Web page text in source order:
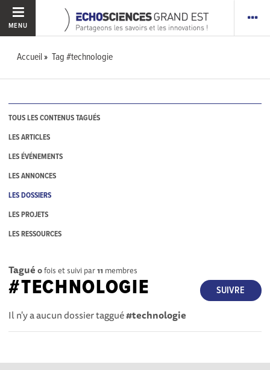
MENU
Accueil Tag #technologie
TOUS LES CONTENUS TAGUÉS
LES ARTICLES
LES ÉVÉNEMENTS
LES ANNONCES
LES DOSSIERS
LES PROJETS
LES RESSOURCES
Tagué 0fois et suivi par11 membres
SUIVRE
#TECHNOLOGIE
Il n'y a aucun dossier taggué#technologie